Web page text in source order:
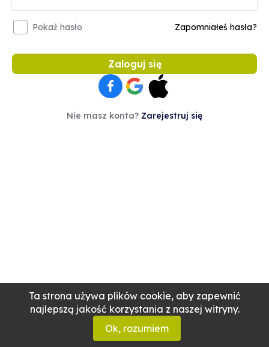
Ta strona używa plików cookie, aby zapewnić
najlepszą jakość korzystania z naszej witryny.
Ok, rozumiem
Pokaż hasło Zapomniałeś hasła?
Zaloguj się
Nie masz konta? Zarejestruj się